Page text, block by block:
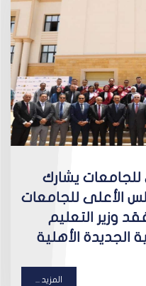
للجامعات يشارك
الأعلى للجامعات
وزير التعليم
الجديدة الأهلية
المزيد ...